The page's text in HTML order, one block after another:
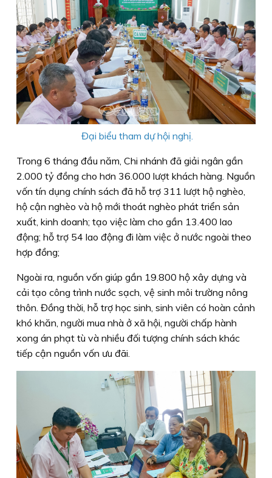
Đại biểu tham dự hội nghị.
Trong 6 tháng đầu năm, Chi nhánh đã giải ngân gần
2.000 tỷ đồng cho hơn 36.000 lượt khách hàng. Nguồn
vốn tín dụng chính sách đã hỗ trợ 311 lượt hộ nghèo,
hộ cận nghèo và hộ mới thoát nghèo phát triển sản
xuất, kinh doanh; tạo việc làm cho gần 13.400 lao
động; hỗ trợ 54 lao động đi làm việc ở nước ngoài theo
hợp đồng;
Ngoài ra, nguồn vốn giúp gần 19.800 hộ xây dựng và
cải tạo công trình nước sạch, vệ sinh môi trường nông
thôn. Đồng thời, hỗ trợ học sinh, sinh viên có hoàn cảnh
khó khăn, người mua nhà ở xã hội, người chấp hành
xong án phạt tù và nhiều đối tượng chính sách khác
tiếp cận nguồn vốn ưu đãi.